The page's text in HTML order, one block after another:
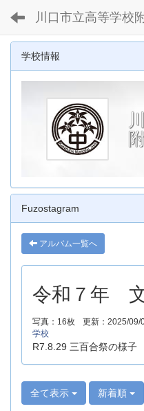
川口市立高等学校
学校情報
Fuzostagram
アルバム一覧へ
令和７年
写真：16枚 更新：2025/09/
学校
R7.8.29 三百合祭の様子
全て表示 新着順